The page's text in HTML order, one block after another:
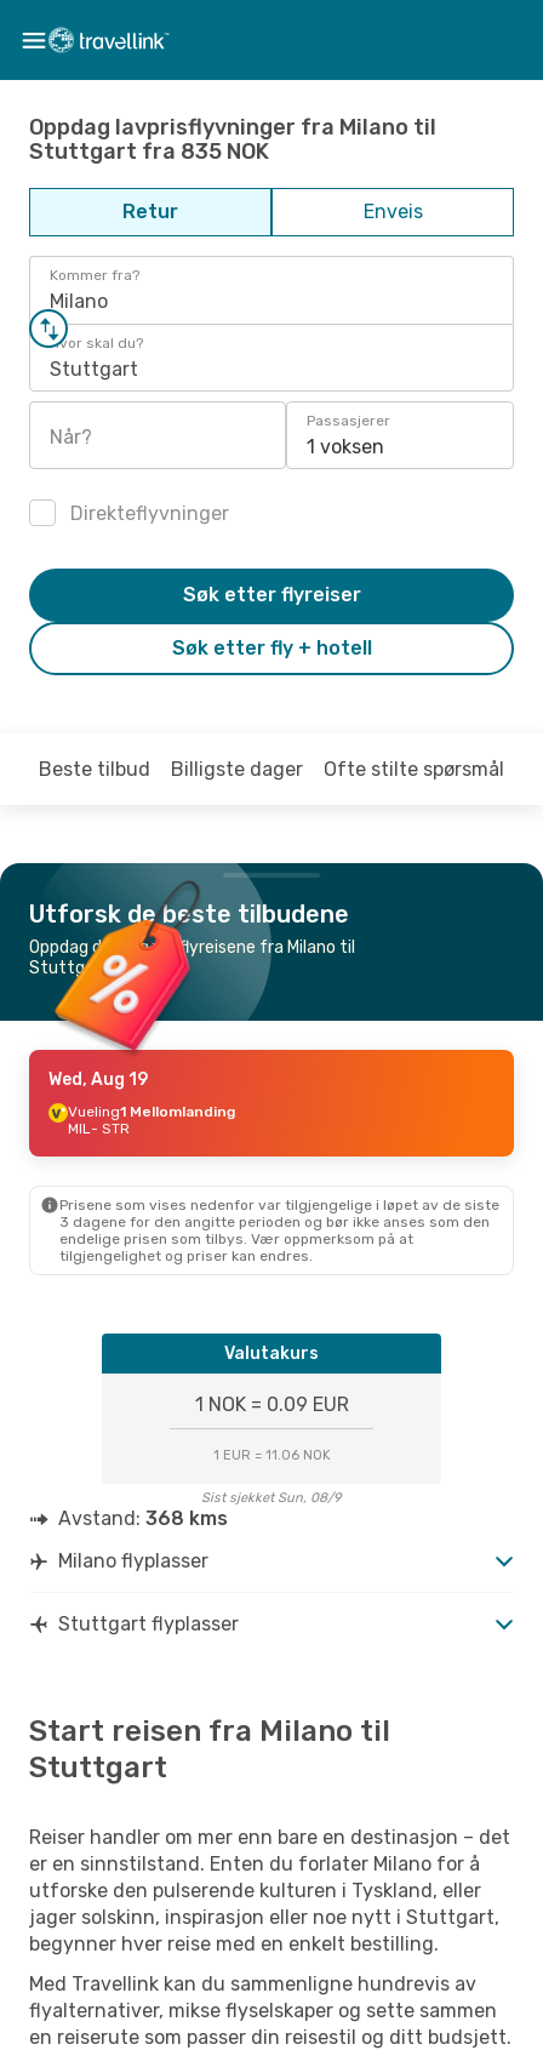
Oppdag lavprisflyvninger fra Milano til
Stuttgart fra 835 NOK
Retur Enveis
Kommer fra?
Milano
Hvor skal du?
Stuttgart
Når?
Passasjerer
1 voksen
Direkteflyvninger
Søk etter fly + hotell
Søk etter flyreiser
Beste tilbud Billigste dager Ofte stilte spørsmål
Utforsk de beste tilbudene
Oppdag de billigste flyreisene fra Milano til
Stuttgart
Wed, Aug 19
Vueling1 Mellomlanding
MIL- STR
Prisene som vises nedenfor var tilgjengelige i løpet av de siste
3 dagene for den angitte perioden og bør ikke anses som den
endelige prisen som tilbys. Vær oppmerksom på at
tilgjengelighet og priser kan endres.
Valutakurs
1 NOK = 0.09 EUR
1 EUR = 11.06 NOK
Sist sjekket Sun, 08/9
Avstand: 368 kms
Milano flyplasser
Stuttgart flyplasser
Start reisen fra Milano til
Stuttgart
Reiser handler om mer enn bare en destinasjon – det
er en sinnstilstand. Enten du forlater Milano for å
utforske den pulserende kulturen i Tyskland, eller
jager solskinn, inspirasjon eller noe nytt i Stuttgart,
begynner hver reise med en enkelt bestilling.
Med Travellink kan du sammenligne hundrevis av
flyalternativer, mikse flyselskaper og sette sammen
en reiserute som passer din reisestil og ditt budsjett.